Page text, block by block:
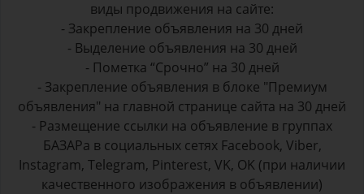
виды продвижения на сайте:
- Закрепление объявления на 30 дней
- Выделение объявления на 30 дней
- Пометка “Срочно” на 30 дней
- Закрепление объявления в блоке "Премиум
объявления" на главной странице сайта на 30 дней
- Размещение ссылки на объявление в группах
БАЗАРа в социальных сетях Facebook, Viber,
Instagram, Telegram, Pinterest, VK, OK (при наличии
качественного изображения в объявлении)